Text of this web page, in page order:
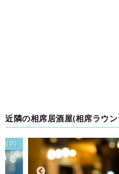
近隣の相席居酒屋(相席ラウ
相席)